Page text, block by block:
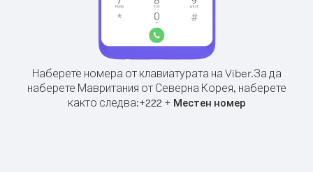
Наберете номера от клавиатурата на Viber.За да
наберете Мавритания от Северна Корея, наберете
както следва:+222+ Местен номер